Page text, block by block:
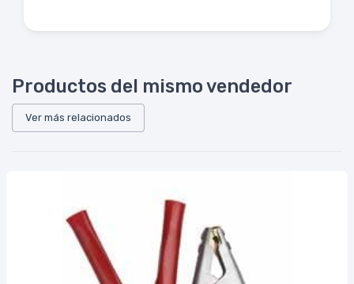
Productos del mismo vendedor
Ver más relacionados